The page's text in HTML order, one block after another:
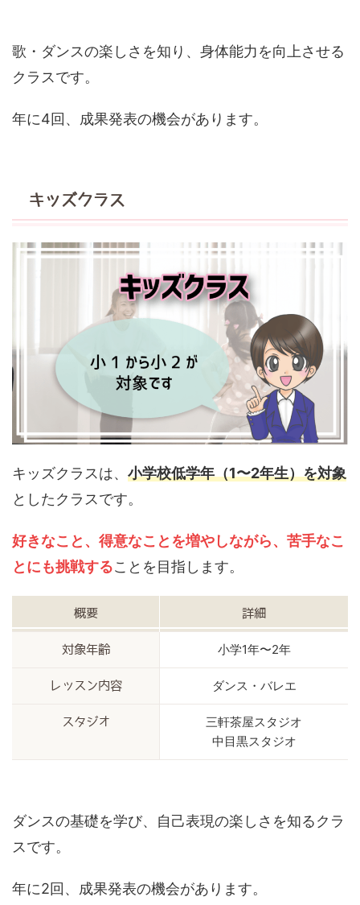
歌・ダンスの楽しさを知り、身体能力を向上させる
クラスです。
年に4回、成果発表の機会があります。
キッズクラス
キッズクラスは、 小学校低学年（1〜2年生）を対象
としたクラスです。
好きなこと、得意なことを増やしながら、苦手なこ
とにも挑戦することを目指します。
概要 詳細
対象年齢 小学1年〜2年
レッスン内容 ダンス・バレエ
スタジオ
三軒茶屋スタジオ
中目黒スタジオ
ダンスの基礎を学び、自己表現の楽しさを知るクラ
スです。
年に2回、成果発表の機会があります。